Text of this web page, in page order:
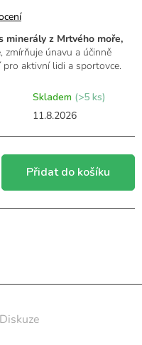
Přidat do košíku
Skladem (>5 ks)
11.8.2026
minerály z Mrtvého moře,
zmírňuje únavu a účinně
pro aktivní lidi a sportovce.
Diskuze